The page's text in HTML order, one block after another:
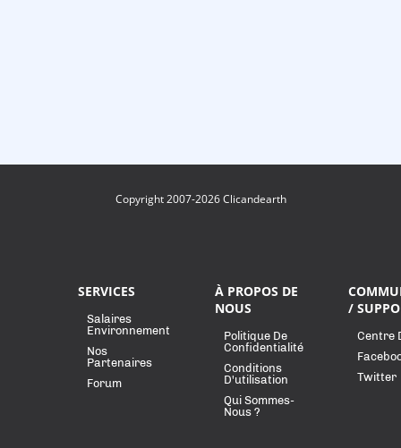
Copyright 2007-2026 Clicandearth
SERVICES
Salaires
Environnement
Nos
Partenaires
Forum
À PROPOS DE
NOUS
Politique De
Confidentialité
Conditions
D'utilisation
Qui Sommes-
Nous ?
/
Centre
Twitter